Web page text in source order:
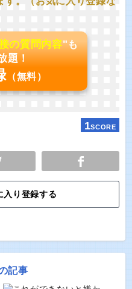
の質問内容"も
題！
（無料）
1SCORE
入り登録する
記事